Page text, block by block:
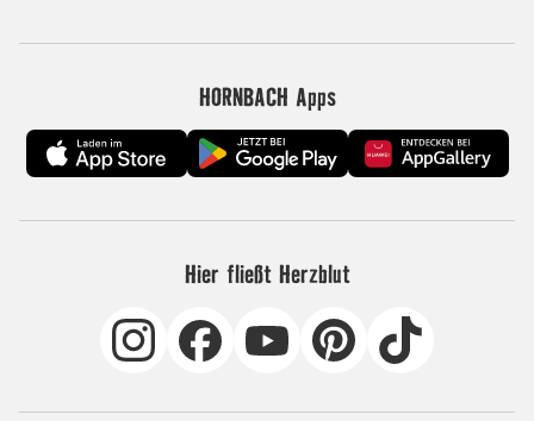
HORNBACH Apps
Hier fließt Herzblut